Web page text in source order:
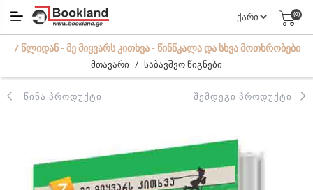
(0)
7 ᲬᲚᲘᲓᲐᲜ - ᲛᲔ ᲛᲘᲧᲕᲐᲠᲡ ᲙᲘᲗᲮᲕᲐ - ᲬᲘᲜᲬᲙᲐᲚᲐ ᲓᲐ ᲡᲮᲕᲐ ᲛᲝᲗᲮᲠᲝᲑᲔᲑᲘ
მთავარი / საბავშვო წიგნები
ᲬᲘᲜᲐ ᲞᲠᲝᲓᲣᲥᲢᲘ ᲨᲔᲛᲓᲔᲒᲘ ᲞᲠᲝᲓᲣᲥᲢᲘ